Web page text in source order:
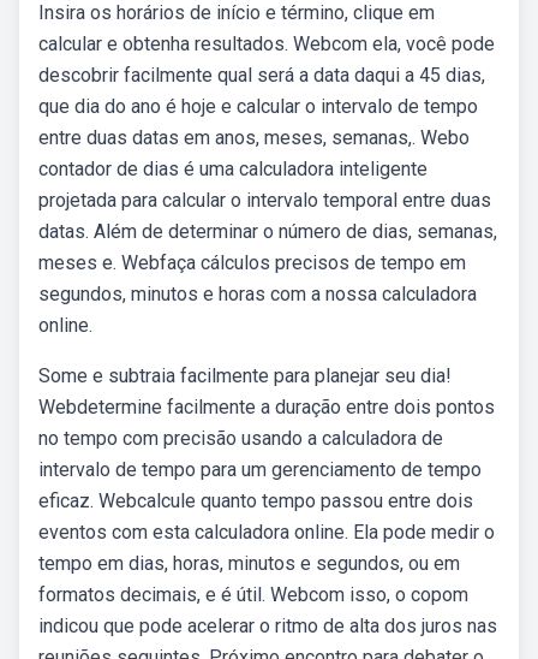
Insira os horários de início e término, clique em
calcular e obtenha resultados. Webcom ela, você pode
descobrir facilmente qual será a data daqui a 45 dias,
que dia do ano é hoje e calcular o intervalo de tempo
entre duas datas em anos, meses, semanas,. Webo
contador de dias é uma calculadora inteligente
projetada para calcular o intervalo temporal entre duas
datas. Além de determinar o número de dias, semanas,
meses e. Webfaça cálculos precisos de tempo em
segundos, minutos e horas com a nossa calculadora
online.
Some e subtraia facilmente para planejar seu dia!
Webdetermine facilmente a duração entre dois pontos
no tempo com precisão usando a calculadora de
intervalo de tempo para um gerenciamento de tempo
eficaz. Webcalcule quanto tempo passou entre dois
eventos com esta calculadora online. Ela pode medir o
tempo em dias, horas, minutos e segundos, ou em
formatos decimais, e é útil. Webcom isso, o copom
indicou que pode acelerar o ritmo de alta dos juros nas